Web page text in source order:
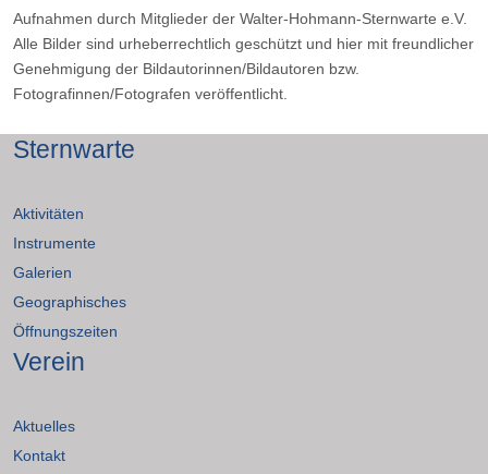
Aufnahmen durch Mitglieder der Walter-Hohmann-Sternwarte e.V.
Alle Bilder sind urheberrechtlich geschützt und hier mit freundlicher
Genehmigung der Bildautorinnen/Bildautoren bzw.
Fotografinnen/Fotografen veröffentlicht.
Sternwarte
Aktivitäten
Instrumente
Galerien
Geographisches
Öffnungszeiten
Verein
Aktuelles
Kontakt